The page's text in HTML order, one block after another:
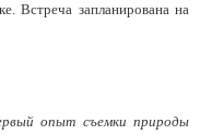
Встреча запланирована на
опыт съемки природы